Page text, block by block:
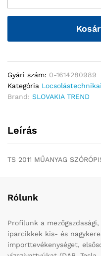
Gyári szám: 0-1614280989
Kategória
Brand: SLOVAKIA TREND
Leírás
TS 2011 MŰANYAG
Rólunk
Profilunk a
iparcikkek kis- és
importtevékenységet,